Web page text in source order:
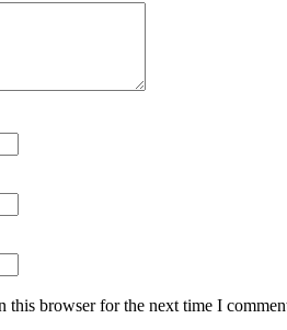
this browser for the next time I